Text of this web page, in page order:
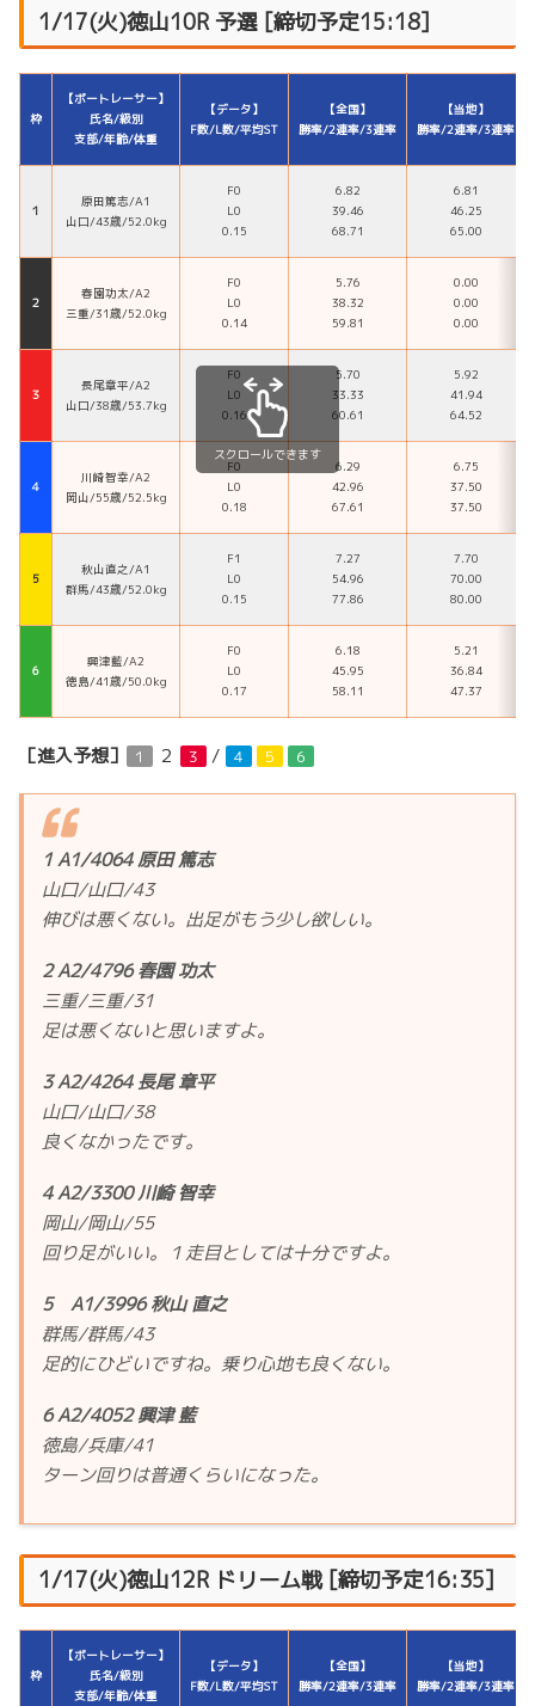
1/17(火)徳山10R 予選 [締切予定15:18]
枠
【ボートレーサー】
氏名/級別
支部/年齢/体重
【データ】
F数/L数/平均ST
【全国】
勝率/2連率/3連率
【当地】
勝率/2連率/3連率
１
原田篤志/A1
山口/43歳/52.0kg
F0
L0
0.15
6.82
39.46
68.71
6.81
46.25
65.00
２
春園功太/A2
三重/31歳/52.0kg
F0
L0
0.14
5.76
38.32
59.81
0.00
0.00
0.00
３
長尾章平/A2
山口/38歳/53.7kg
F0
L0
0.16
5.70
33.33
60.61
5.92
41.94
64.52
４
川崎智幸/A2
岡山/55歳/52.5kg
F0
L0
0.18
6.29
42.96
67.61
6.75
37.50
37.50
５
秋山直之/A1
群馬/43歳/52.0kg
F1
L0
0.15
7.27
54.96
77.86
7.70
70.00
80.00
６
興津藍/A2
徳島/41歳/50.0kg
F0
L0
0.17
6.18
45.95
58.11
5.21
36.84
47.37
スクロールできます
［進入予想］ １ ２ ３ / ４ ５ ６
1 A1/4064 原田 篤志
山口/山口/43
伸びは悪くない。出足がもう少し欲しい。
2 A2/4796 春園 功太
三重/三重/31
足は悪くないと思いますよ。
3 A2/4264 長尾 章平
山口/山口/38
良くなかったです。
4 A2/3300 川崎 智幸
岡山/岡山/55
回り足がいい。１走目としては十分ですよ。
5 A1/3996 秋山 直之
群馬/群馬/43
足的にひどいですね。乗り心地も良くない。
6 A2/4052 興津 藍
徳島/兵庫/41
ターン回りは普通くらいになった。
1/17(火)徳山12R ドリーム戦 [締切予定16:35]
枠
【ボートレーサー】
氏名/級別
支部/年齢/体重
【データ】
F数/L数/平均ST
【全国】
勝率/2連率/3連率
【当地】
勝率/2連率/3連率